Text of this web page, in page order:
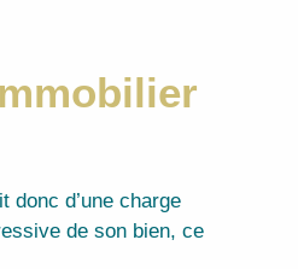
donc d’une charge
de son bien, ce